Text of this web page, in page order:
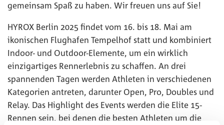
gemeinsam Spaß zu haben. Wir freuen uns auf Sie!
HYROX Berlin 2025 findet vom 16. bis 18. Mai am
ikonischen Flughafen Tempelhof statt und kombiniert
Indoor- und Outdoor-Elemente, um ein wirklich
einzigartiges Rennerlebnis zu schaffen. An drei
spannenden Tagen werden Athleten in verschiedenen
Kategorien antreten, darunter Open, Pro, Doubles und
Relay. Das Highlight des Events werden die Elite 15-
Rennen sein, bei denen die besten Athleten um die